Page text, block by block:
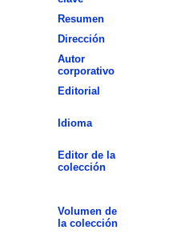
Resumen
Dirección
Autor
corporativo
Editorial
Idioma
Editor de la
colección
Volumen de
la colección